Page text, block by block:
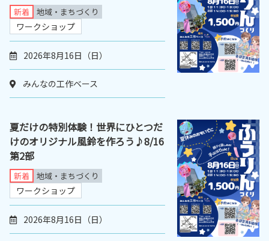
新着 地域・まちづくり
ワークショップ
2026年8月16日（日）
みんなの工作ベース
夏だけの特別体験！世界にひとつだ
けのオリジナル風鈴を作ろう♪8/16
第2部
新着 地域・まちづくり
ワークショップ
2026年8月16日（日）